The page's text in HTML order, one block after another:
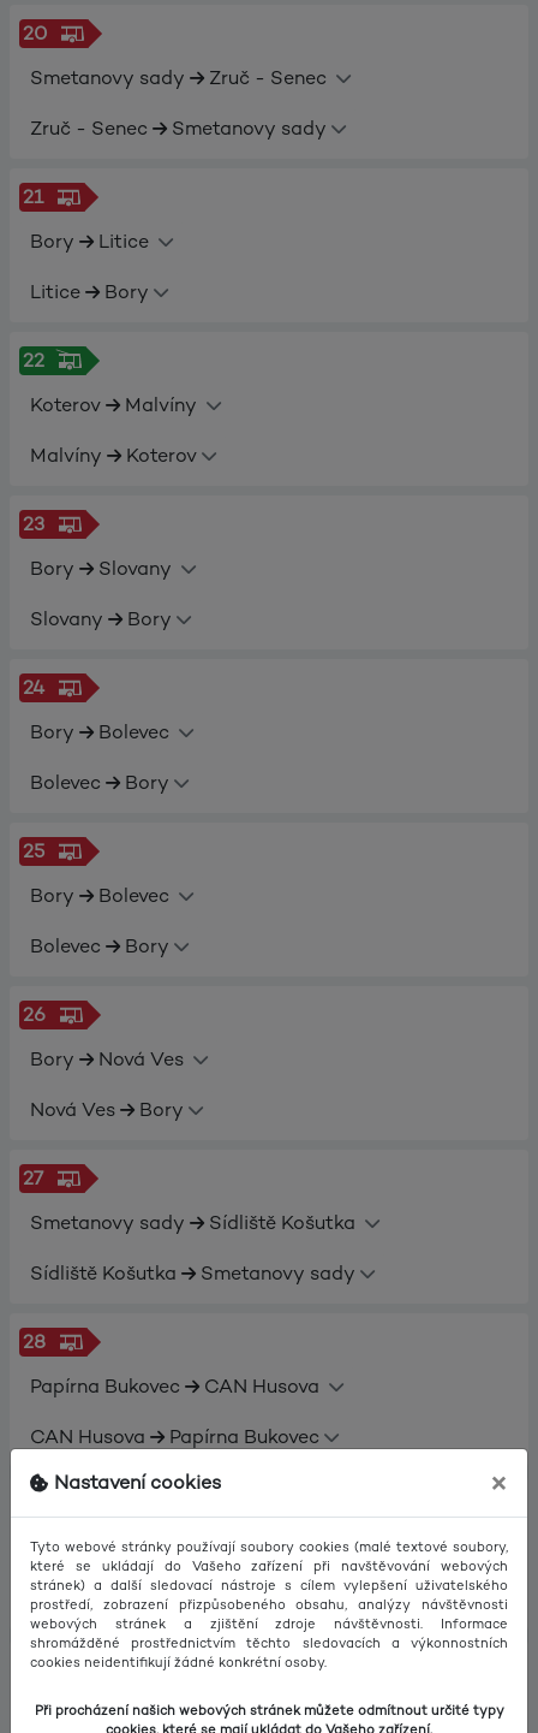
Nastavení cookies ×
Tyto webové stránky používají soubory cookies (malé textové soubory,
které se ukládají do Vašeho zařízení při navštěvování webových
stránek) a další sledovací nástroje s cílem vylepšení uživatelského
prostředí, zobrazení přizpůsobeného obsahu, analýzy návštěvnosti
webových stránek a zjištění zdroje návštěvnosti. Informace
shromážděné prostřednictvím těchto sledovacích a výkonnostních
cookies neidentifikují žádné konkrétní osoby.
Při procházení našich webových stránek můžete odmítnout určité typy
cookies, které se mají ukládat do Vašeho zařízení.
20
Smetanovy sady
Zruč - Senec
Zruč - Senec
Smetanovy sady
21
Bory
Litice
Litice
Bory
22
Koterov
Malvíny
Malvíny
Koterov
23
Bory
Slovany
Slovany
Bory
24
Bory
Bolevec
Bolevec
Bory
25
Bory
Bolevec
Bolevec
Bory
26
Bory
Nová Ves
Nová Ves
Bory
27
Smetanovy sady
Sídliště Košutka
Sídliště Košutka
Smetanovy sady
28
Papírna Bukovec
CAN Husova
CAN Husova
Papírna Bukovec
Borská pole
Doubravka
Doubravka
Borská pole
30
Borská pole
Sídliště Košutka